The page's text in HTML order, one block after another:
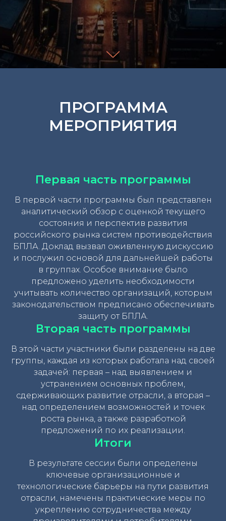
ПРОГРАММА
МЕРОПРИЯТИЯ
Первая часть программы
В первой части программы был представлен
аналитический обзор с оценкой текущего
состояния и перспектив развития
российского рынка систем противодействия
БПЛА. Доклад вызвал оживленную дискуссию
и послужил основой для дальнейшей работы
в группах. Особое внимание было
предложено уделить необходимости
учитывать количество организаций, которым
законодательством предписано обеспечивать
защиту от БПЛА.
Вторая часть программы
В этой части участники были разделены на две
группы, каждая из которых работала над своей
задачей: первая – над выявлением и
устранением основных проблем,
сдерживающих развитие отрасли, а вторая –
над определением возможностей и точек
роста рынка, а также разработкой
предложений по их реализации.
Итоги
В результате сессии были определены
ключевые организационные и
технологические барьеры на пути развития
отрасли, намечены практические меры по
укреплению сотрудничества между